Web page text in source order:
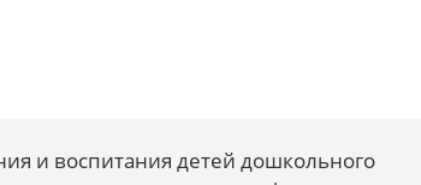
и воспитания детей дошкольного